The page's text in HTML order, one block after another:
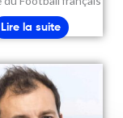
Lire la suite